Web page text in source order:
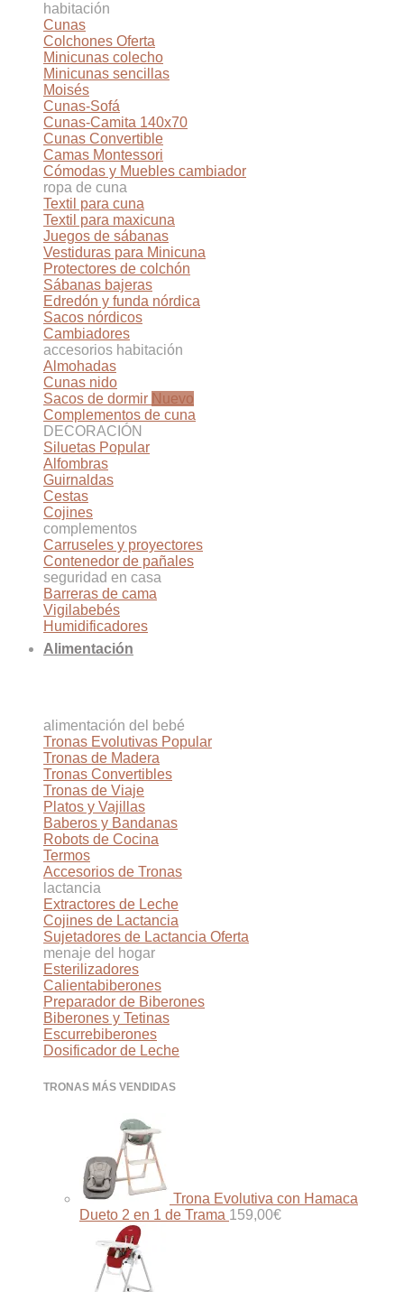
habitación
Cunas
Colchones
Minicunas colecho
Minicunas sencillas
Moisés
Cunas-Sofá
Cunas-Camita 140x70
Cunas Convertible
Camas Montessori
Cómodas y Muebles cambiador
ropa de cuna
Textil para cuna
Textil para maxicuna
Juegos de sábanas
Vestiduras para Minicuna
Protectores de colchón
Sábanas bajeras
Edredón y funda nórdica
Sacos nórdicos
Cambiadores
accesorios habitación
Almohadas
Cunas nido
Sacos de dormir
Complementos de cuna
DECORACIÓN
Siluetas
Alfombras
Guirnaldas
Cestas
Cojines
complementos
Carruseles y proyectores
Contenedor de pañales
seguridad en casa
Barreras de cama
Vigilabebés
Humidificadores
Alimentación
alimentación del bebé
Tronas Evolutivas
Tronas de Madera
Tronas Convertibles
Tronas de Viaje
Platos y Vajillas
Baberos y Bandanas
Robots de Cocina
Termos
Accesorios de Tronas
lactancia
Extractores de Leche
Cojines de Lactancia
Sujetadores de Lactancia
menaje del hogar
Esterilizadores
Calientabiberones
Preparador de Biberones
Biberones y Tetinas
Escurrebiberones
Dosificador de Leche
TRONAS MÁS VENDIDAS
Trona Evolutiva con Hamaca
Dueto 2 en 1 de Trama 159,00€